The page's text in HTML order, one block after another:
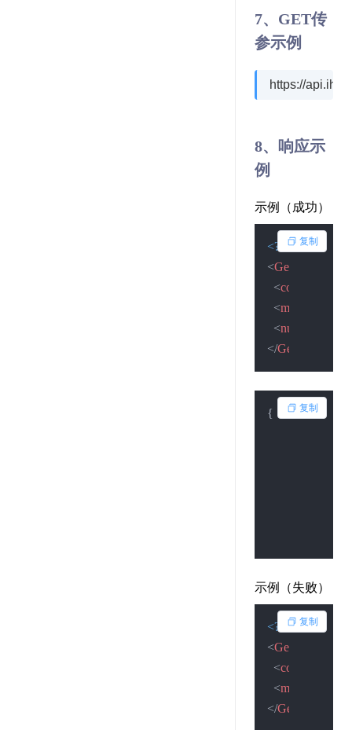
7、GET传
参示例
https://
8、响应示
例
示例（成功）
<?xml version=
<GetNumResult
<code
<msg
<num
</GetNumResult
复制
{ "code"
复制
示例（失败）
<?xml version=
<GetNumResult
<code
<msg
</GetNumResult
复制